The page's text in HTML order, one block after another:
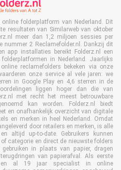
folderplatform van Nederland. Dit
resultaten van Similarweb van oktober
meer dan 1,2 miljoen sessies per
2 Reclamefolder.nl. Dankzij dit
app installaties bereikt Folderz.nl een
in Nederland. Jaarlijks
reclamefolders bekeken via onze
onze service al vele jaren: we
in Google Play en 4,6 sterren in de
liggen hoger dan die van
met recht het meest betrouwbare
kan worden. Folderz.nl biedt
en onafhankelijk overzicht van digitale
en merken in heel Nederland. Omdat
door retailers en merken, is alle
altijd up-to-date. Gebruikers kunnen
categorie en direct de nieuwste folders
in plaats van papier, dragen
van papierafval. Als eerste
en al 19 jaar specialist in online